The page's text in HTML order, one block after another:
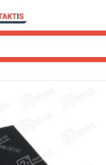
oro filtrų kempinės